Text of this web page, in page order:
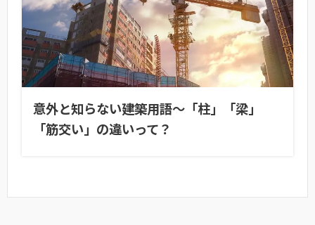
意外と知らない建築用語〜「柱」「梁」
「筋交い」の違いって？